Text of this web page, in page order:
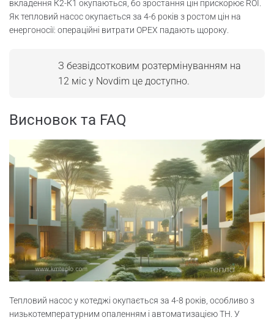
вкладення К2-К1 окупаються, бо зростання цін прискорює ROI.
Як тепловий насос окупається за 4-6 років з ростом цін на
енергоносії: операційні витрати OPEX падають щороку.
З безвідсотковим розтермінуванням на
12 міс у Novdim це доступно.
Висновок та FAQ
Тепловий насос у котеджі окупається за 4-8 років, особливо з
низькотемпературним опаленням і автоматизацією ТН. У